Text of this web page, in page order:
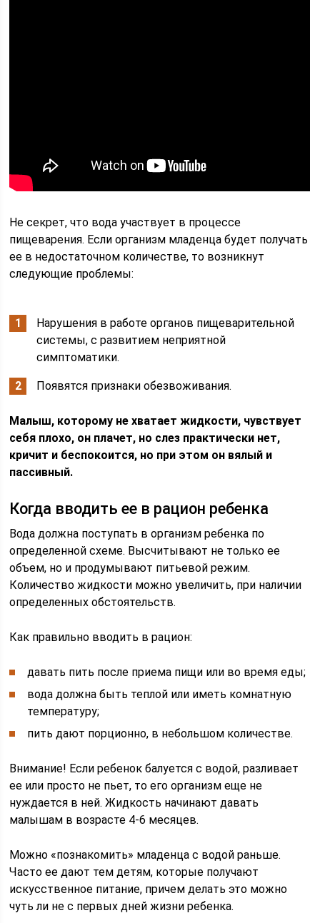
Не секрет, что вода участвует в процессе
пищеварения. Если организм младенца будет получать
ее в недостаточном количестве, то возникнут
следующие проблемы:
Нарушения в работе органов пищеварительной
системы, с развитием неприятной
симптоматики.
Появятся признаки обезвоживания.
Малыш, которому не хватает жидкости, чувствует
себя плохо, он плачет, но слез практически нет,
кричит и беспокоится, но при этом он вялый и
пассивный.
Когда вводить ее в рацион ребенка
Вода должна поступать в организм ребенка по
определенной схеме. Высчитывают не только ее
объем, но и продумывают питьевой режим.
Количество жидкости можно увеличить, при наличии
определенных обстоятельств.
Как правильно вводить в рацион:
давать пить после приема пищи или во время еды;
вода должна быть теплой или иметь комнатную
температуру;
пить дают порционно, в небольшом количестве.
Внимание! Если ребенок балуется с водой, разливает
ее или просто не пьет, то его организм еще не
нуждается в ней. Жидкость начинают давать
малышам в возрасте 4-6 месяцев.
Можно «познакомить» младенца с водой раньше.
Часто ее дают тем детям, которые получают
искусственное питание, причем делать это можно
чуть ли не с первых дней жизни ребенка.